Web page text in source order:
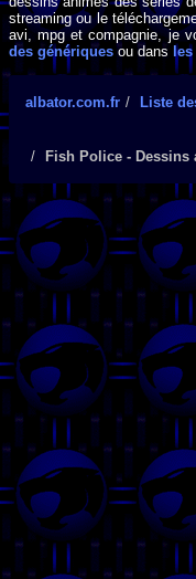
streaming ou le
avi, mpg et compagnie, je
des génériques ou dans
albator.com.fr Liste
Fish Police - Dessins